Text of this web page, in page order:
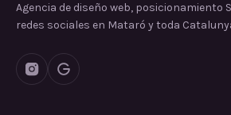
Agencia de diseño web, posicionamiento
redes sociales en Mataró y toda